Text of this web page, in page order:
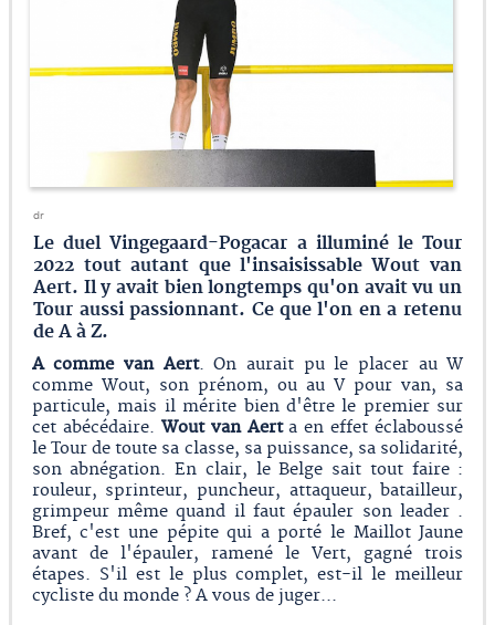
dr
Le duel Vingegaard-Pogacar a illuminé le Tour
2022 tout autant que l'insaisissable Wout van
Aert. Il y avait bien longtemps qu'on avait vu un
Tour aussi passionnant. Ce que l'on en a retenu
de A à Z.
A comme van Aert. On aurait pu le placer au W
comme Wout, son prénom, ou au V pour van, sa
particule, mais il mérite bien d'être le premier sur
cet abécédaire. Wout van Aerta en effet éclaboussé
le Tour de toute sa classe, sa puissance, sa solidarité,
son abnégation. En clair, le Belge sait tout faire :
rouleur, sprinteur, puncheur, attaqueur, batailleur,
grimpeur même quand il faut épauler son leader .
Bref, c'est une pépite qui a porté le Maillot Jaune
avant de l'épauler, ramené le Vert, gagné trois
étapes. S'il est le plus complet, est-il le meilleur
cycliste du monde ? A vous de juger...